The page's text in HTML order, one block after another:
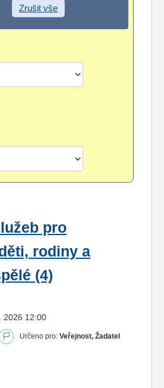
Zrušit vše
pro
rodiny a
(4)
2026 12:00
Určeno pro: Veřejnost, Žadatel